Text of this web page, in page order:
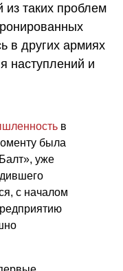
таких проблем
в других армиях
наступлений и
в
была
уже
с началом